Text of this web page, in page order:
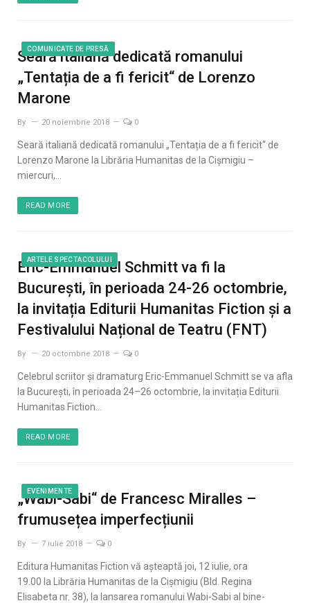
COMUNICATE DE PRESĂ
Seară italiană dedicată romanului
„Tentația de a fi fericit“ de Lorenzo
Marone
By 20 noiembrie 2018 0
Seară italiană dedicată romanului „Tentația de a fi fericit“ de
Lorenzo Marone la Librăria Humanitas de la Cișmigiu –
miercuri,…
READ MORE
ARTELE SPECTACOLULUI
Eric-Emmanuel Schmitt va fi la
București, în perioada 24-26 octombrie,
la invitația Editurii Humanitas Fiction și a
Festivalului Național de Teatru (FNT)
By 20 octombrie 2018 0
Celebrul scriitor și dramaturg Eric-Emmanuel Schmitt se va afla
la București, în perioada 24–26 octombrie, la invitația Editurii
Humanitas Fiction…
READ MORE
EVENIMENTE
„Wabi-Sabi“ de Francesc Miralles –
frumusețea imperfecțiunii
By 7 iulie 2018 0
Editura Humanitas Fiction vă aşteaptă joi, 12 iulie, ora
19.00 la Librăria Humanitas de la Cişmigiu (Bld. Regina
Elisabeta nr. 38), la lansarea romanului Wabi-Sabi al bine-